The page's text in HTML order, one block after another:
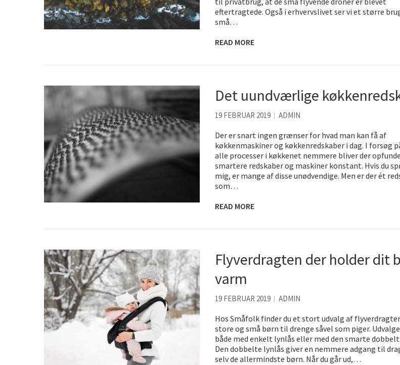
eftertragtede. Også i erhvervslivet ser vi et større
små…
READ MORE
Det uundværlige
19 FEBRUAR 2019 ADMIN
Der er snart ingen grænser for hvad man kan få af
køkkenmaskiner og køkkenredskaber i dag. I forsøg
alle processer i køkkenet nemmere bliver der
smartere redskaber og maskiner konstant. Hvis du
mig, er mange af disse unødvendige. Men er der ét
som…
READ MORE
Flyverdragten der holder dit
varm
19 FEBRUAR 2019 ADMIN
Hos Småfolk finder du et stort udvalg af
store og små børn til drenge såvel som piger.
både med enkelt lynlås eller med den smarte
Den dobbelte lynlås giver en nemmere adgang til
selv de allermindste børn. Når du går ud,…